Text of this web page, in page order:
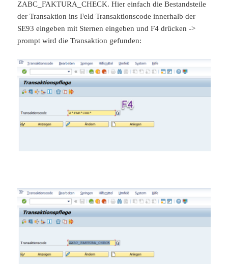
ZABC_FAKTURA_CHECK. Hier einfach die Bestandsteile
der Transaktion ins Feld Transaktionscode innerhalb der
SE93 eingeben mit Sternen eingeben und F4 drücken ->
prompt wird die Transaktion gefunden: